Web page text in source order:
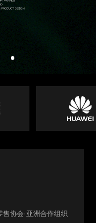
协会·亚洲合作组织